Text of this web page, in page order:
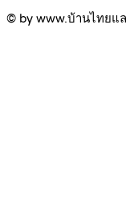
© by www.บ้านไทยแ